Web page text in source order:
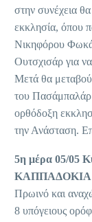
στην συνέχεια
εκκλησία, όπου
Νικηφόρου Φωκά
Ουτσχισάρ για
Μετά θα
του Πασάμπαλάρ
ορθόδοξη
την Ανάσταση.
5η μέρα 05/05
ΚΑΠΠΑΔΟΚΙΑ
Πρωινό και
8 υπόγειους